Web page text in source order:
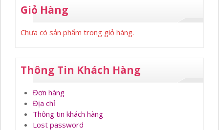
Giỏ Hàng
Chưa có sản phẩm trong giỏ hàng.
Thông Tin Khách Hàng
Đơn hàng
Địa chỉ
Thông tin khách hàng
Lost password